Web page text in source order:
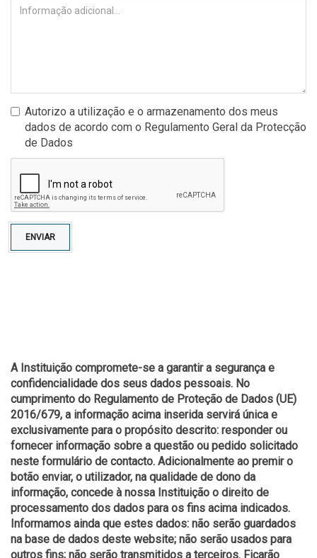
Autorizo a utilização e o armazenamento dos meus
dados de acordo com o Regulamento Geral da Protecção
de Dados
ENVIAR
A Instituição compromete-se a garantir a segurança e
confidencialidade dos seus dados pessoais. No
cumprimento do Regulamento de Proteção de Dados (UE)
2016/679, a informação acima inserida servirá única e
exclusivamente para o propósito descrito: responder ou
fornecer informação sobre a questão ou pedido solicitado
neste formulário de contacto. Adicionalmente ao premir o
botão enviar, o utilizador, na qualidade de dono da
informação, concede à nossa Instituição o direito de
processamento dos dados para os fins acima indicados.
Informamos ainda que estes dados: não serão guardados
na base de dados deste website; não serão usados para
outros fins; não serão transmitidos a terceiros. Ficarão